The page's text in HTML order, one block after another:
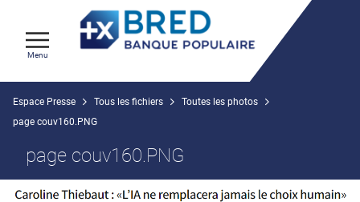
Menu
Espace Presse Tous les fichiers
Toutes les photos
page couv160.PNG
page couv160.PNG